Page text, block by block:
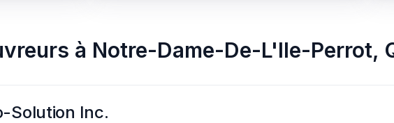
à Notre-Dame-De-L'Ile-Perrot,
Solution Inc.